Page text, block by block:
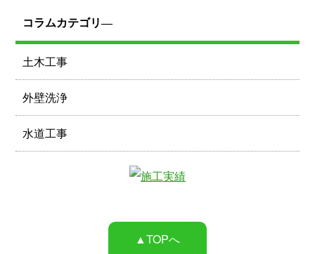
コラムカテゴリ―
土木工事
外壁洗浄
水道工事
▲TOPへ